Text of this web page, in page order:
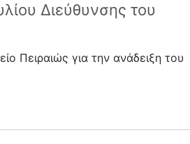
Διεύθυνσης του
Πειραιώς για την ανάδειξη του